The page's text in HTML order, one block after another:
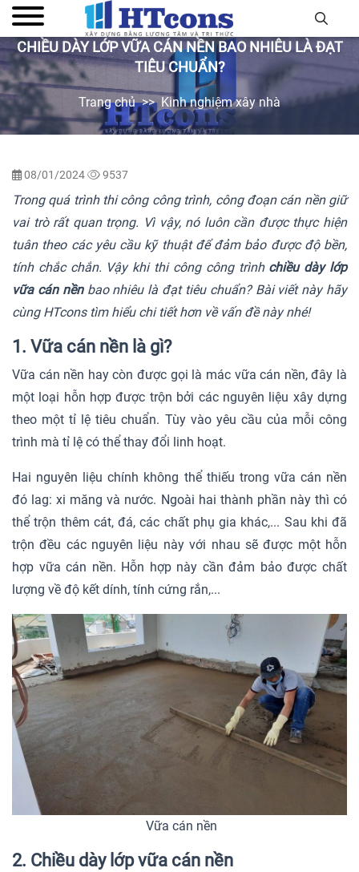
CHIỀU DÀY LỚP VỮA CÁN NỀN BAO NHIÊU LÀ ĐẠT
TIÊU CHUẨN?
Trang chủ Kinh nghiệm xây nhà
08/01/2024 9537
Trong quá trình thi công công trình, công đoạn cán nền giữ
vai trò rất quan trọng. Vì vậy, nó luôn cần được thực hiện
tuân theo các yêu cầu kỹ thuật để đảm bảo được độ bền,
tính chắc chắn. Vậy khi thi công công trình chiều dày lớp
vữa cán nềnbao nhiêu là đạt tiêu chuẩn? Bài viết này hãy
cùng HTcons tìm hiểu chi tiết hơn về vấn đề này nhé!
1. Vữa cán nền là gì?
Vữa cán nền hay còn được gọi là mác vữa cán nền, đây là
một loại hỗn hợp được trộn bởi các nguyên liệu xây dựng
theo một tỉ lệ tiêu chuẩn. Tùy vào yêu cầu của mỗi công
trình mà tỉ lệ có thể thay đổi linh hoạt.
Hai nguyên liệu chính không thể thiếu trong vữa cán nền
đó lag: xi măng và nước. Ngoài hai thành phần này thì có
thể trộn thêm cát, đá, các chất phụ gia khác,... Sau khi đã
trộn đều các nguyên liệu này với nhau sẽ được một hỗn
hợp vữa cán nền. Hỗn hợp này cần đảm bảo được chất
lượng về độ kết dính, tính cứng rắn,...
Vữa cán nền
2. Chiều dày lớp vữa cán nền